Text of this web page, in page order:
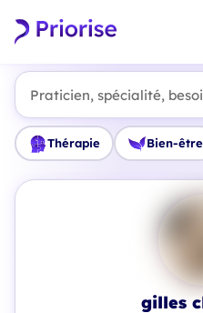
Praticien, spécialité,
Thérapie Bien-être
gilles